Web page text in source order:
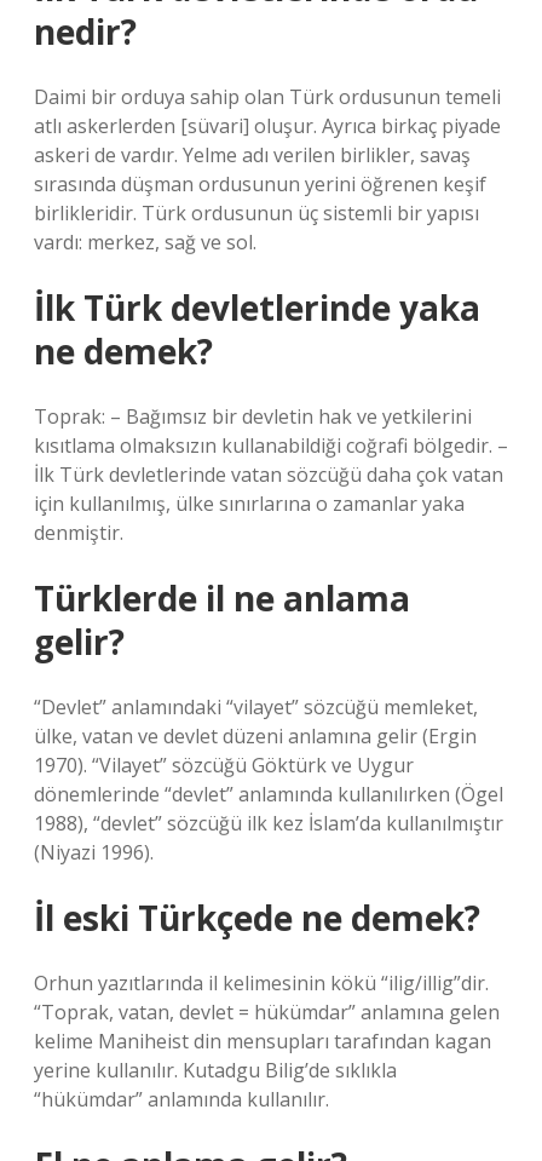
nedir?
Daimi bir orduya sahip olan Türk ordusunun temeli
atlı askerlerden [süvari] oluşur. Ayrıca birkaç piyade
askeri de vardır. Yelme adı verilen birlikler, savaş
sırasında düşman ordusunun yerini öğrenen keşif
birlikleridir. Türk ordusunun üç sistemli bir yapısı
vardı: merkez, sağ ve sol.
İlk Türk devletlerinde yaka
ne demek?
Toprak: – Bağımsız bir devletin hak ve yetkilerini
kısıtlama olmaksızın kullanabildiği coğrafi bölgedir. –
İlk Türk devletlerinde vatan sözcüğü daha çok vatan
için kullanılmış, ülke sınırlarına o zamanlar yaka
denmiştir.
Türklerde il ne anlama
gelir?
“Devlet” anlamındaki “vilayet” sözcüğü memleket,
ülke, vatan ve devlet düzeni anlamına gelir (Ergin
1970). “Vilayet” sözcüğü Göktürk ve Uygur
dönemlerinde “devlet” anlamında kullanılırken (Ögel
1988), “devlet” sözcüğü ilk kez İslam’da kullanılmıştır
(Niyazi 1996).
İl eski Türkçede ne demek?
Orhun yazıtlarında il kelimesinin kökü “ilig/illig”dir.
“Toprak, vatan, devlet = hükümdar” anlamına gelen
kelime Maniheist din mensupları tarafından kagan
yerine kullanılır. Kutadgu Bilig’de sıklıkla
“hükümdar” anlamında kullanılır.